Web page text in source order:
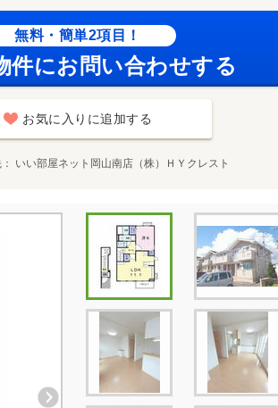
無料・簡単2項目！
件にお問い合わせする
お気に入りに追加する
いい部屋ネット岡山南店（株）ＨＹクレスト